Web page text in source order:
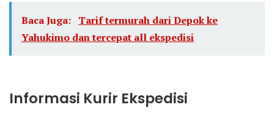
Baca Juga: Tarif termurah dari Depok ke
Yahukimo dan tercepat all ekspedisi
Informasi Kurir Ekspedisi